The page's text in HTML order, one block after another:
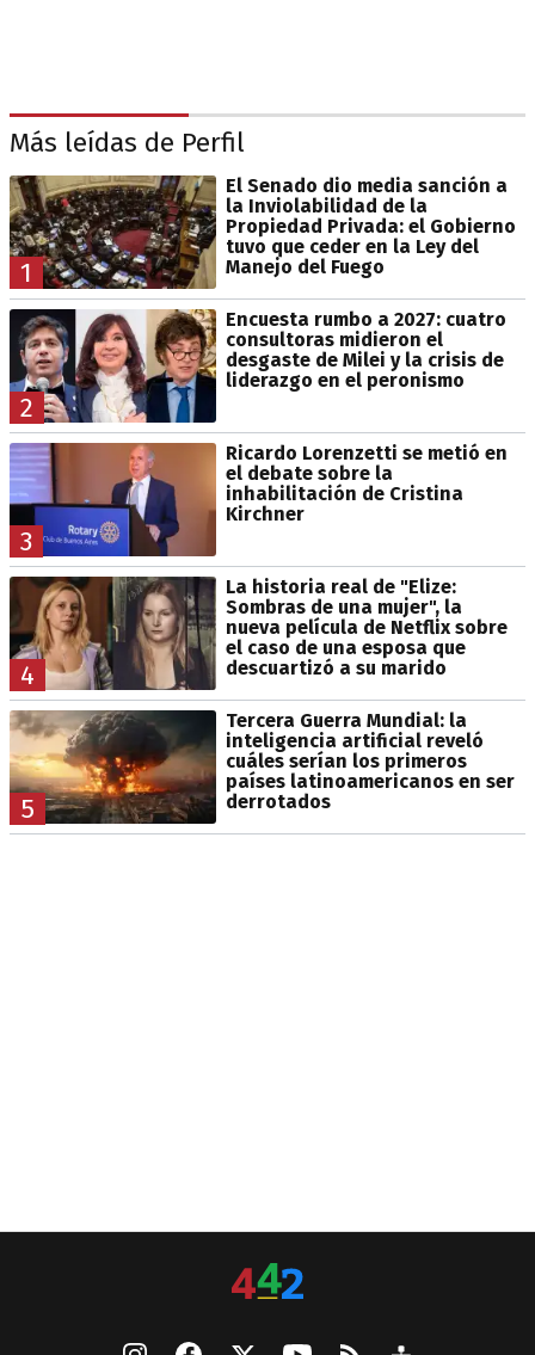
Más leídas de Perfil
1
El Senado dio media sanción a
la Inviolabilidad de la
Propiedad Privada: el Gobierno
tuvo que ceder en la Ley del
Manejo del Fuego
2
Encuesta rumbo a 2027: cuatro
consultoras midieron el
desgaste de Milei y la crisis de
liderazgo en el peronismo
3
Ricardo Lorenzetti se metió en
el debate sobre la
inhabilitación de Cristina
Kirchner
4
La historia real de "Elize:
Sombras de una mujer", la
nueva película de Netflix sobre
el caso de una esposa que
descuartizó a su marido
5
Tercera Guerra Mundial: la
inteligencia artificial reveló
cuáles serían los primeros
países latinoamericanos en ser
derrotados